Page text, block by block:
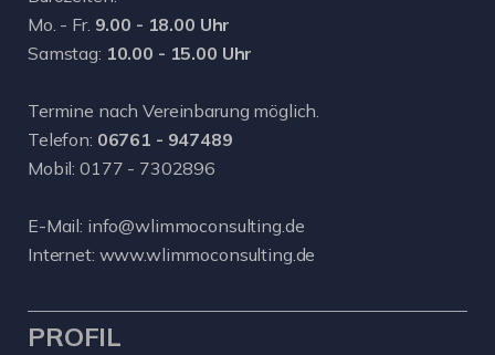
Mo. - Fr. 9.00 - 18.00 Uhr
Samstag: 10.00 - 15.00 Uhr
Termine nach Vereinbarung möglich.
Telefon: 06761 - 947489
Mobil: 0177 - 7302896
E-Mail: info@wlimmoconsulting.de
Internet: www.wlimmoconsulting.de
PROFIL